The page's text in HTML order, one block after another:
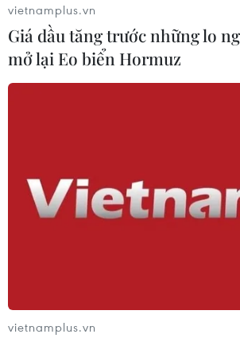
02/08/2026 11:38
Phương pháp mới giúp phát hiện
sớm bệnh Alzheimer
Virus H5N1 lây lan trong quần thể
vietnamplus.vn
Giá dầu tăng trước những lo
mở lại Eo biển Hormuz
vietnamplus.vn